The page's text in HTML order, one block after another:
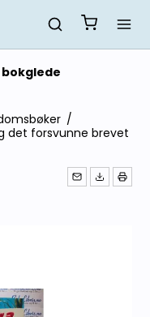
bokglede
/
det forsvunne brevet